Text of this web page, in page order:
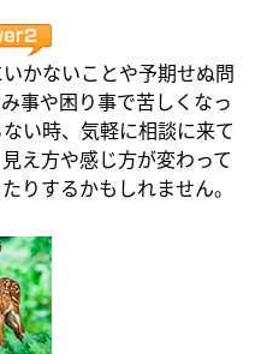
かないことや予期せぬ問
事や困り事で苦しくなっ
い時、気軽に相談に来て
え方や感じ方が変わって
りするかもしれません。